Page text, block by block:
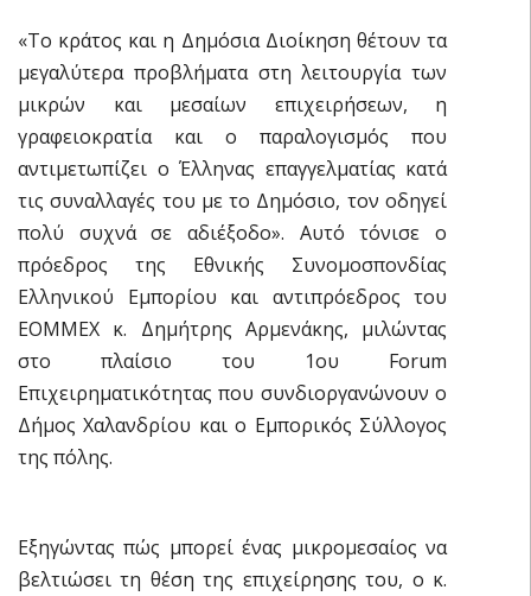
«Το κράτος και η Δημόσια Διοίκηση θέτουν τα
μεγαλύτερα προβλήματα στη λειτουργία των
μικρών και μεσαίων επιχειρήσεων, η
γραφειοκρατία και ο παραλογισμός που
αντιμετωπίζει ο Έλληνας επαγγελματίας κατά
τις συναλλαγές του με το Δημόσιο, τον οδηγεί
πολύ συχνά σε αδιέξοδο». Αυτό τόνισε ο
πρόεδρος της Εθνικής Συνομοσπονδίας
Ελληνικού Εμπορίου και αντιπρόεδρος του
ΕΟΜΜΕΧ κ. Δημήτρης Αρμενάκης, μιλώντας
στο πλαίσιο του 1ου Forum
Επιχειρηματικότητας που συνδιοργανώνουν ο
Δήμος Χαλανδρίου και ο Εμπορικός Σύλλογος
της πόλης.
Eξηγώντας πώς μπορεί ένας μικρομεσαίος να
βελτιώσει τη θέση της επιχείρησης του, ο κ.